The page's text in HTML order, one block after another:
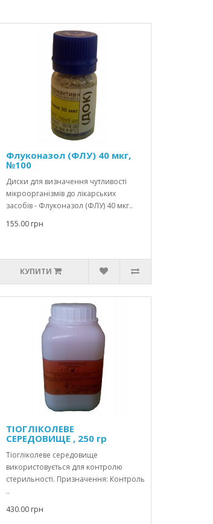
Флуконазол (ФЛУ) 40 мкг,
№100
Диски для визначення чутливості
мікроорганізмів до лікарських
засобів - Флуконазол (ФЛУ) 40 мкг..
155.00 грн
КУПИТИ
ТІОГЛІКОЛЕВЕ
СЕРЕДОВИЩЕ , 250 гр
Тіогліколеве середовище
використовується для контролю
стерильності. Призначення: Контроль
..
430.00 грн